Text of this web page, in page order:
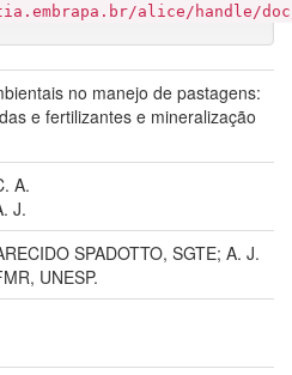
alice/handle/doc/
no manejo de pastagens:
e fertilizantes e mineralização
A.
J.
SPADOTTO, SGTE; A. J.
UNESP.